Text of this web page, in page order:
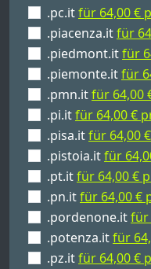
.pc.itfür 64,00 €
.piacenza.itfür
.piedmont.itfür
.piemonte.itfür
.pmn.itfür 64,00
.pi.itfür 64,00 €
.pisa.itfür 64,00
.pistoia.itfür
.pt.itfür 64,00 €
.pn.itfür 64,00 €
.pordenone.itfür
.potenza.itfür
.pz.itfür 64,00 €